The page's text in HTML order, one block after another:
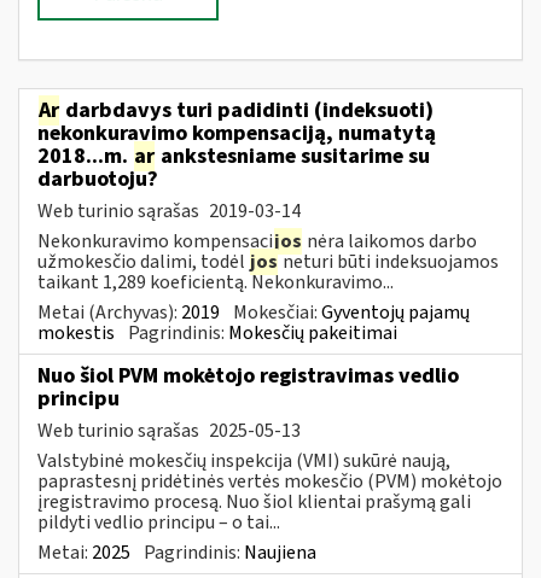
Ar darbdavys turi padidinti (indeksuoti)
nekonkuravimo kompensaciją, numatytą
2018...m. ar ankstesniame susitarime su
darbuotoju?
Web turinio sąrašas 2019-03-14
Nekonkuravimo kompensacijos nėra laikomos darbo
užmokesčio dalimi, todėl josneturi būti indeksuojamos
taikant 1,289 koeficientą. Nekonkuravimo...
Metai (Archyvas): 2019 Mokesčiai:Gyventojų pajamų
mokestis Pagrindinis: Mokesčių pakeitimai
Nuo šiol PVM mokėtojo registravimas vedlio
principu
Web turinio sąrašas 2025-05-13
Valstybinė mokesčių inspekcija (VMI) sukūrė naują,
paprastesnį pridėtinės vertės mokesčio (PVM) mokėtojo
įregistravimo procesą. Nuo šiol klientai prašymą gali
pildyti vedlio principu – o tai...
Metai: 2025 Pagrindinis: Naujiena